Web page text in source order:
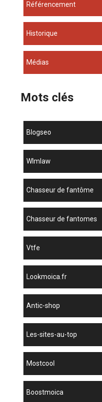
Référencement
Historique
Médias
Mots clés
blogseo
wlmlaw
chasseur de fantôme
chasseur de fantomes
vtfe
lookmoica.fr
antic-shop
les-sites-au-top
mostcool
boostmoica